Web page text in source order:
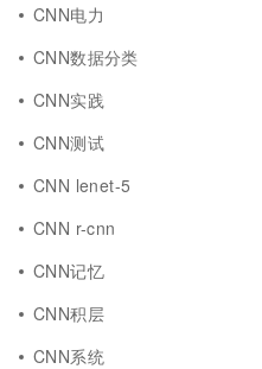
CNN电力
CNN数据分类
CNN实践
CNN测试
CNN lenet-5
CNN r-cnn
CNN记忆
CNN积层
CNN系统